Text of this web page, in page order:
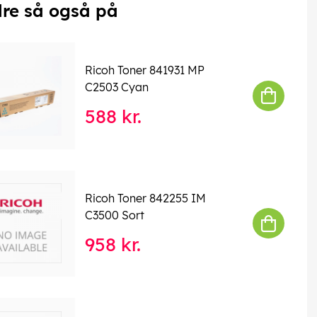
så også på
Ricoh Toner 841931 MP
C2503 Cyan
588 kr.
Ricoh Toner 842255 IM
C3500 Sort
958 kr.